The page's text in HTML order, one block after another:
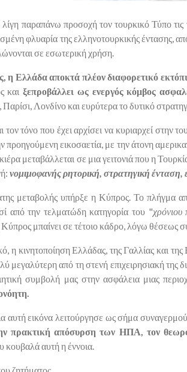
παραπάνω προσοχή τον τουρκικό Τύπο τις
φλυαρία της ελληνοτουρκικής έντασης,
σε εσωτερική χρήση.
η Ελλάδα αποκτά πλέον διαφορετικό
καιξεπροβάλλει ως ενεργός κόμβος
Λονδίνο και ευρύτερα το δυτικό
τον τόνο που έχει αρχίσει να κυριαρχεί στην
προηγούμενη εικοσαετία, με την άτονη
μεταβάλλεται σε μια γειτονιά που η
νομιμοφανής ρητορική, στρατηγική ένταση,
μεταβολής υπήρξε η Κύπρος. Το πλήγμα
από την τελματώδη κατηγορία του "χρόνιου
μπαίνει σε τέτοιο κάδρο, λόγω θέσεως
η κινητοποίηση Ελλάδας, της Γαλλίας και
μεγαλύτερη από τη στενή επιχειρησιακή
συμβολή μας στην ασφάλεια μιας
αυτή εικόνα λειτούργησε ως σήμα
πρακτική απόσυρση των ΗΠΑ, τον
κουβαλά αυτή η έννοια.